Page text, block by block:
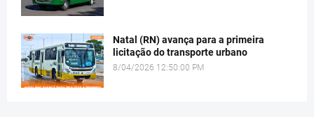
Natal (RN) avança para a primeira
licitação do transporte urbano
8/04/2026 12:50:00 PM